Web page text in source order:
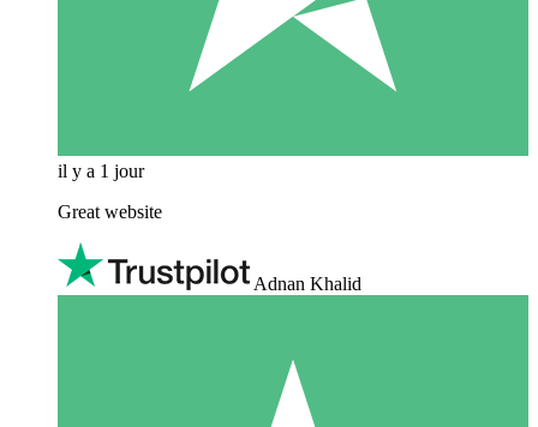
il y a 1 jour
Great website
Adnan Khalid